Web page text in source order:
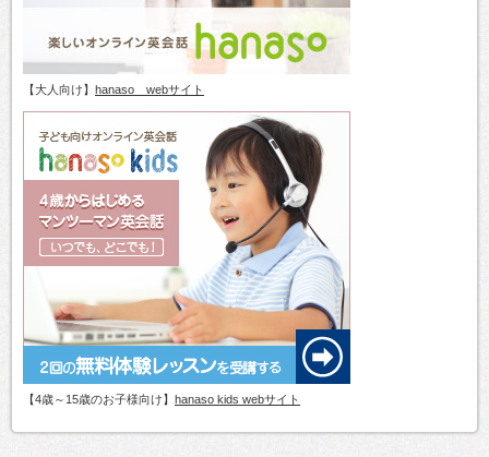
【大人向け】 hanaso webサイト
【4歳～15歳のお子様向け】 hanaso kids webサイト